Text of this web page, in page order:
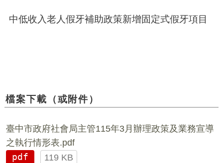
中低收入老人假牙補助政策新增固定式假牙項目
檔案下載（或附件）
臺中市政府社會局主管115年3月辦理政策及業務宣導
之執行情形表.pdf
pdf
119 KB